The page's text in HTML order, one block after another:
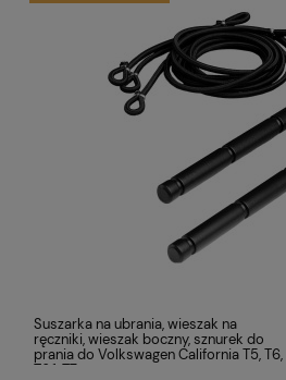
Suszarka na ubrania, wieszak na
ręczniki, wieszak boczny, sznurek do
prania do Volkswagen California T5, T6,
T6.1, T7